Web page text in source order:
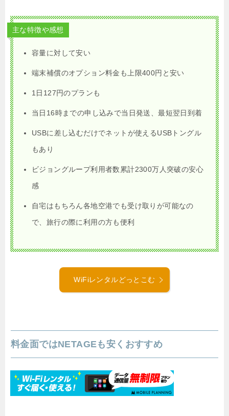
主な特徴や感想
容量に対して安い
端末補償のオプション料金も上限400円と安い
1日127円のプランも
当日16時までの申し込みで当日発送、最短翌日到着
USBに差し込むだけでネットが使えるUSBトングル
もあり
ビジョングループ利用者数累計2300万人突破の安心
感
自宅はもちろん各地空港でも受け取りが可能なの
で、旅行の際に利用の方も便利
WiFiレンタルどっとこむ
料金面ではNETAGEも安くおすすめ